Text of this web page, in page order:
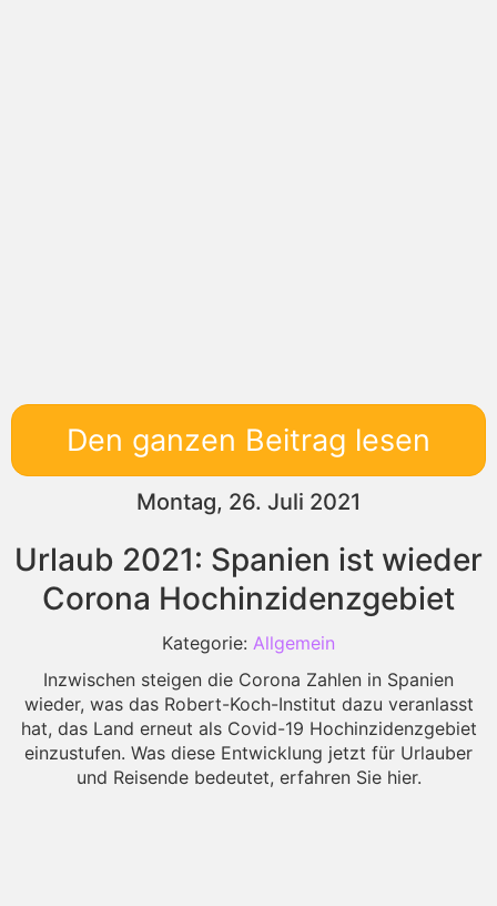
Den ganzen Beitrag lesen
Montag, 26. Juli 2021
Urlaub 2021: Spanien ist wieder
Corona Hochinzidenzgebiet
Kategorie: Allgemein
Inzwischen steigen die Corona Zahlen in Spanien
wieder, was das Robert-Koch-Institut dazu veranlasst
hat, das Land erneut als Covid-19 Hochinzidenzgebiet
einzustufen. Was diese Entwicklung jetzt für Urlauber
und Reisende bedeutet, erfahren Sie hier.